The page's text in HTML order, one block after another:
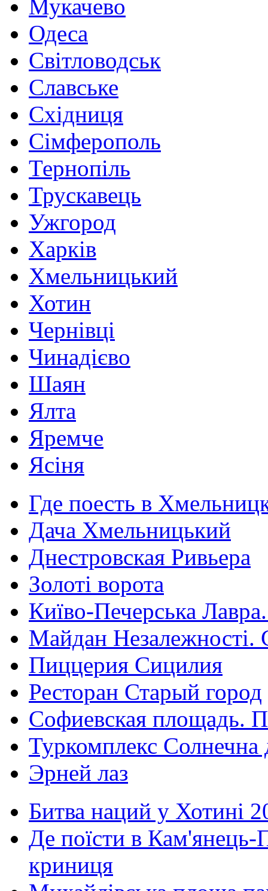
Мукачево
Одеса
Світловодськ
Славське
Східниця
Сімферополь
Тернопіль
Трускавець
Ужгород
Харків
Хмельницький
Хотин
Чернівці
Чинадієво
Шаян
Ялта
Яремче
Ясіня
Где поесть в
Дача Хмельницький
Днестровская Ривьера
Золоті ворота
Київо-Печерська
Майдан Незалежності.
Пиццерия Сицилия
Ресторан Старый город
Софиевская площадь.
Туркомплекс Солнечна
Эрней лаз
Битва наций у Хотині
Де поїсти в Кам'янець-
криниця